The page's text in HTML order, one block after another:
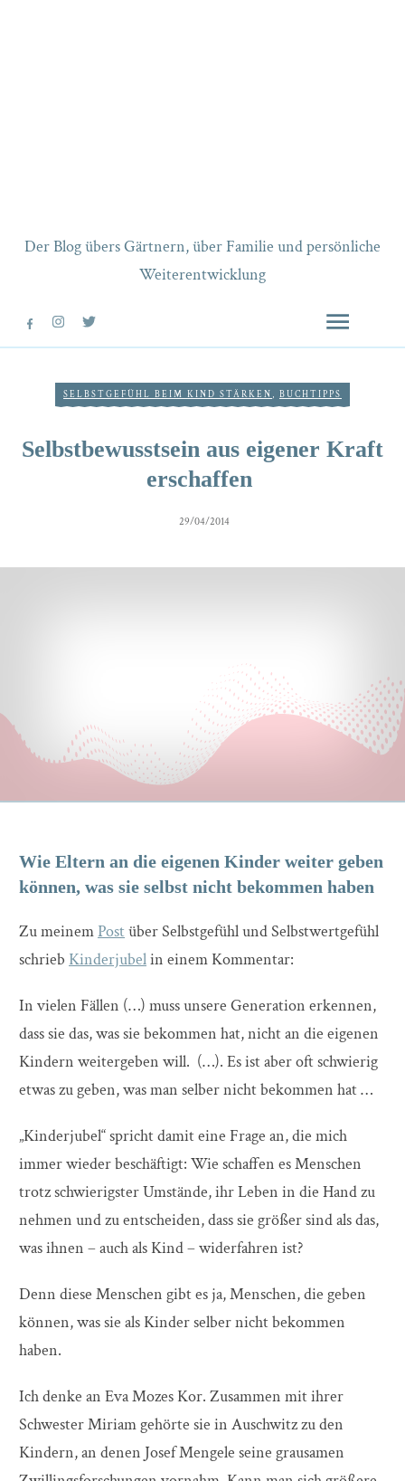
Der Blog übers Gärtnern, über Familie und persönliche
Weiterentwicklung
SELBSTGEFÜHL BEIM KIND STÄRKEN , BUCHTIPPS
Selbstbewusstsein aus eigener Kraft
erschaffen
29/04/2014
Wie Eltern an die eigenen Kinder weiter geben
können, was sie selbst nicht bekommen haben
Zu meinemPost über Selbstgefühl und Selbstwertgefühl
schrieb Kinderjubelin einem Kommentar:
In vielen Fällen (…) muss unsere Generation erkennen,
dass sie das, was sie bekommen hat, nicht an die eigenen
Kindern weitergeben will. (…). Es ist aber oft schwierig
etwas zu geben, was man selber nicht bekommen hat …
„Kinderjubel“ spricht damit eine Frage an, die mich
immer wieder beschäftigt: Wie schaffen es Menschen
trotz schwierigster Umstände, ihr Leben in die Hand zu
nehmen und zu entscheiden, dass sie größer sind als das,
was ihnen – auch als Kind – widerfahren ist?
Denn diese Menschen gibt es ja, Menschen, die geben
können, was sie als Kinder selber nicht bekommen
haben.
Ich denke an Eva Mozes Kor. Zusammen mit ihrer
Schwester Miriam gehörte sie in Auschwitz zu den
Kindern, an denen Josef Mengele seine grausamen